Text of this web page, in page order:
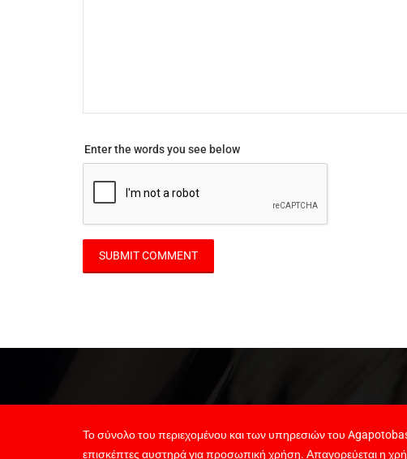
Enter the words you see below
Το σύνολο του περιεχομένου και των υπηρεσιών του
επισκέπτες αυστηρά για προσωπική χρήση. Απαγορεύεται η